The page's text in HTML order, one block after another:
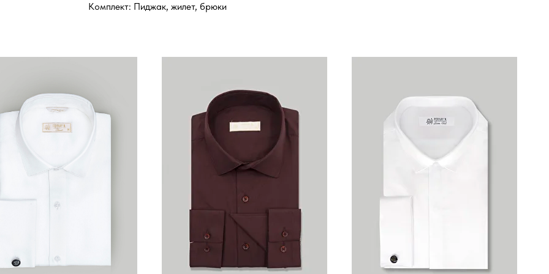
Комплект: Пиджак, жилет, брюки